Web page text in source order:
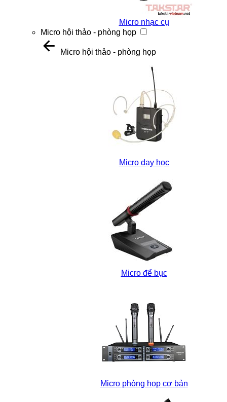
Micro nhạc cụ
Micro hội thảo - phòng họp
Micro hội thảo - phòng họp
Micro dạy học
Micro để bục
Micro phòng họp cơ bản